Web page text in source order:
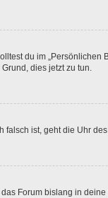
du im
dies jetzt zu tun.
ist, geht die Uhr
Forum bislang in